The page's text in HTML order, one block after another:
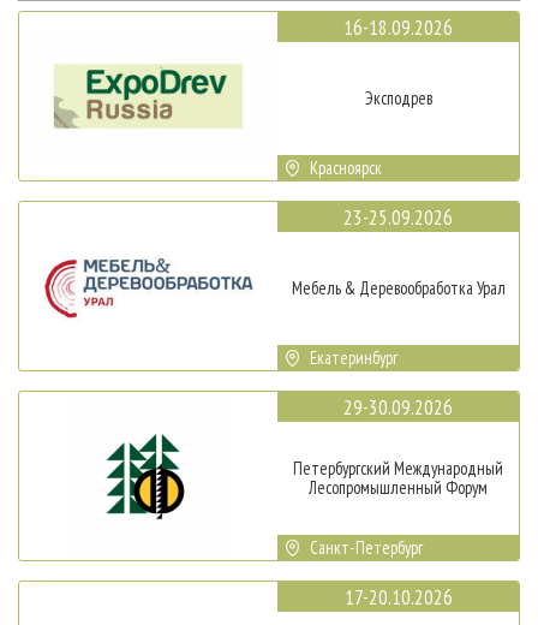
16-18.09.2026
Эксподрев
Красноярск
23-25.09.2026
Мебель & Деревообработка Урал
Екатеринбург
29-30.09.2026
Петербургский Международный
Лесопромышленный Форум
Санкт-Петербург
17-20.10.2026